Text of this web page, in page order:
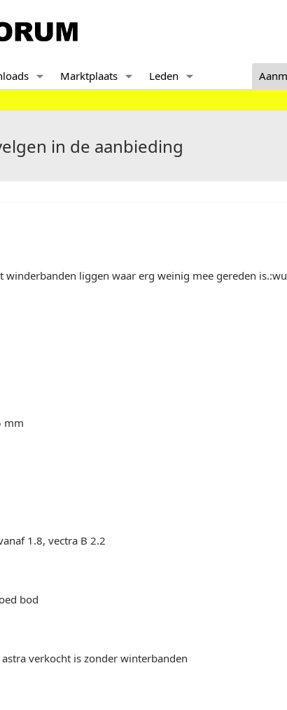
Marktplaats Leden
in de aanbieding
winderbanden liggen waar erg weinig mee gereden
mm
1.8, vectra B 2.2
bod
verkocht is zonder winterbanden